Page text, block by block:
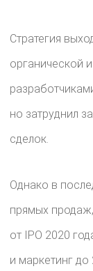
Стратегия
органической
но затруднил
сделок.
Однако в
прямых
от IPO 2020
и маркетинг